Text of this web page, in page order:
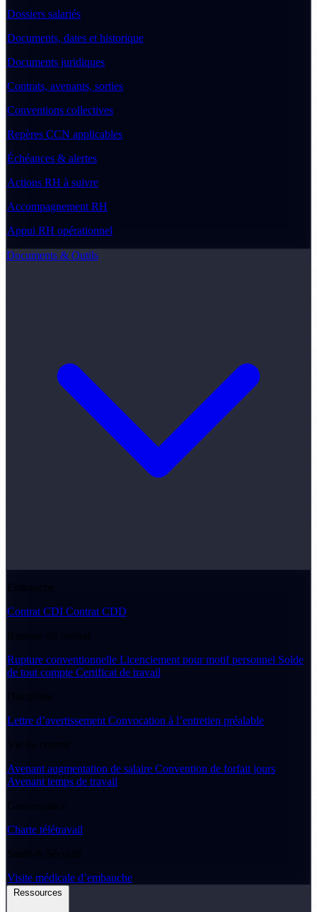
Dossiers salariés
Documents, dates et historique
Documents juridiques
Contrats, avenants, sorties
Conventions collectives
Repères CCN applicables
Échéances & alertes
Actions RH à suivre
Accompagnement RH
Appui RH opérationnel
Documents & Outils
Embauche
Contrat CDI Contrat CDD
Rupture du contrat
Rupture conventionnelle Licenciement pour motif personnel Solde
de tout compte Certificat de travail
Discipline
Lettre d’avertissement Convocation à l’entretien préalable
Vie du contrat
Avenant augmentation de salaire Convention de forfait jours
Avenant temps de travail
Gouvernance
Charte télétravail
Santé & Sécurité
Visite médicale d’embauche